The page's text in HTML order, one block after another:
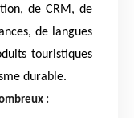
de CRM, de
de langues
touristiques
durable.
: